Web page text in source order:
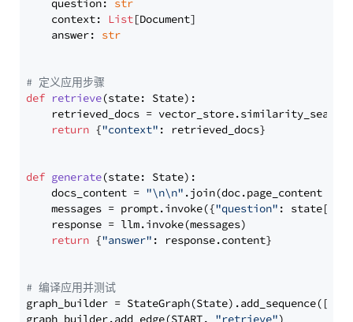
    question:
str
    context:
List[Document]
    answer:
str
# 定义应用步骤
def retrieve(state: State):
retrieved_docs =
return {"context" : retrieved_docs}
def generate(state: State):
    docs_content =
"\n\n" .join(doc.page_content
    messages = prompt.invoke({
"question" : state[
    response = llm.invoke(messages)
return {"answer" : response.content}
# 编译应用并测试
graph_builder =
graph_builder.add_edge(START, "retrieve")